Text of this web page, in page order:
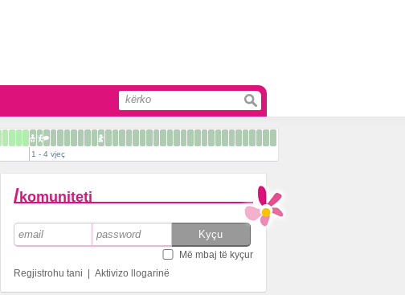
1 - 4 vjeç
/komuniteti
Më mbaj të kyçur
Regjistrohu tani
Aktivizo llogarinë